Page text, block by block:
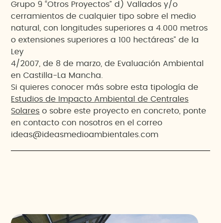
Grupo 9 “Otros Proyectos” d) Vallados y/o
cerramientos de cualquier tipo sobre el medio
natural, con longitudes superiores a 4.000 metros
o extensiones superiores a 100 hectáreas” de la
Ley
4/2007, de 8 de marzo, de Evaluación Ambiental
en Castilla-La Mancha.
Si quieres conocer más sobre esta tipología de
Estudios de Impacto Ambiental de Centrales
Solares o sobre este proyecto en concreto, ponte
en contacto con nosotros en el correo
ideas@ideasmedioambientales.com